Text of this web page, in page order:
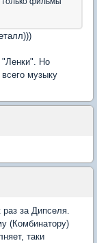
"Ленки". Но
музыку
за Дипселя.
(Комбинатору)
таки